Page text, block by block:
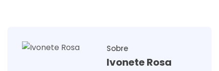
Sobre
Ivonete Rosa